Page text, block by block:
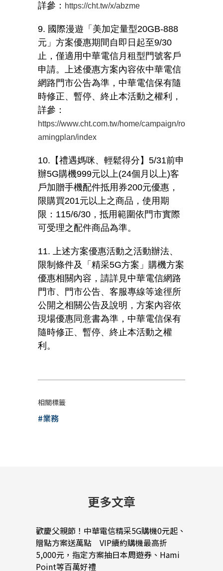
詳參： https://cht.tw/x/abzme
9. 國際漫遊「美加定量型20GB-888
元」方案優惠期間自即日起至9/30
止，僅適用中華電信月租型門號客戶
申請。上述優惠方案內容依中華電信
網路門市公告為準，中華電信保有隨
時修正、暫停、終止本活動之權利，
詳參：
https://www.cht.com.tw/home/campaign/ro
amingplan/index
10.【禮遇媽咪、輕鬆得分】 5/31前申
辦5G購機999元以上(24個月以上)客
戶加贈手機配件抵用券200元優惠，
限購買201元以上之商品，使用期
限： 115/6/30 ，抵用範圍依門市實際
可受理之配件商品為準。
11. 上述方案優惠活動之活動辦法、
限制條件及「精采5G方案」購機方案
優惠相關內容，請詳見中華電信網路
門市、門市公告、客服專線等途徑所
公開之相關公告及說明，方案內容依
現場優惠同意書為準，中華電信保有
隨時修正、暫停、終止本活動之權
利。
相關標籤
#業務
更多文章
歡慶父親節！中華電信精采5G購機0元起、
贈點方案送萬點 VIP續約購機最高折
5,000元，指定方案抽日本周遊券、Hami
Point等百萬好禮